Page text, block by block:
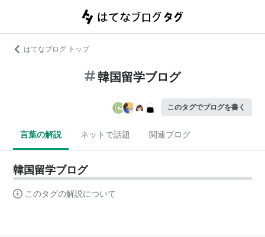
はてなブログ トップ
韓国留学ブログ
このタグでブログを書く
言葉の解説 ネットで話題 関連ブログ
韓国留学ブログ
このタグの解説について